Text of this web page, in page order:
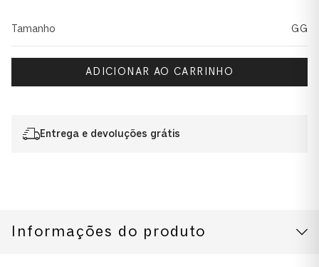
Tamanho GG
ADICIONAR AO CARRINHO
Entrega e devoluções grátis
Informações do produto
CUIDADOS COM O PRODUTO